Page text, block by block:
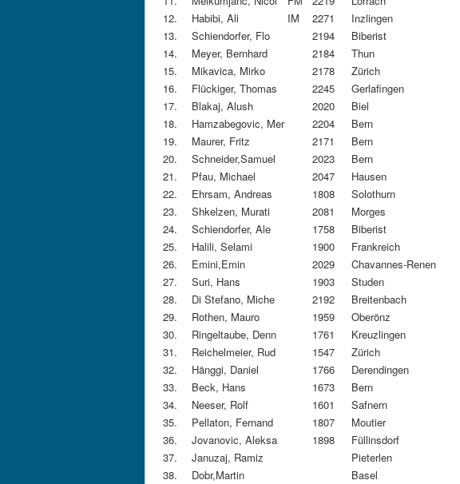
12.
Habibi, Ali IM 2271 Inzlingen
13.
Schiendorfer, Flo 2194 Biberist
14.
Meyer, Bernhard 2184 Thun
15.
Mikavica, Mirko 2178 Zürich
16.
Flückiger, Thomas 2245 Gerlafingen
17.
Blakaj, Alush 2020 Biel
18.
Hamzabegovic, Mer 2204 Bern
19.
Maurer, Fritz 2171 Bern
20.
Schneider,Samuel 2023 Bern
21.
Pfau, Michael 2047 Hausen
22.
Ehrsam, Andreas 1808 Solothurn
23.
Shkelzen, Murati 2081 Morges
24.
Schiendorfer, Ale 1758 Biberist
25.
Halili, Selami 1900 Frankreich
26.
Emini,Emin 2029 Chavannes-Renen
27.
Suri, Hans 1903 Studen
28.
Di Stefano, Miche 2192 Breitenbach
29.
Rothen, Mauro 1959 Oberönz
30.
Ringeltaube, Denn 1761 Kreuzlingen
31.
Reichelmeier, Rud 1547 Zürich
32.
Hänggi, Daniel 1766 Derendingen
33.
Beck, Hans 1673 Bern
34.
Neeser, Rolf 1601 Safnern
35.
Pellaton, Fernand 1807 Moutier
36.
Jovanovic, Aleksa 1898 Füllinsdorf
37.
Januzaj, Ramiz Pieterlen
38.
Dobr,Martin Basel